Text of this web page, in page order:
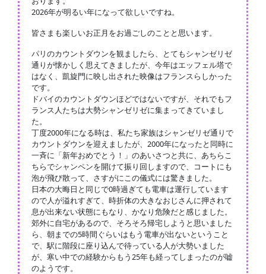
2026年が明るい年になって欲しいですね。
皆さまも楽しいお正月をお過ごしのことと思います。
パリのカウントダウンを観ましたら、とてもシャンゼリゼ
通りが懐かしく思えてきましたが、今年はエッフェル塔で
はなく、凱旋門に映し出された映像はフランスらしかった
です。
ドバイのカウントダウンほどではないですが、それでもフ
ランス人たちは大勢シャンゼリゼに集まってきていまし
た。
丁度2000年になる時は、私たち家族はシャンゼリゼ通りで
カウントダウンを迎えましたが、2000年になったと同時に
一斉に「新年おめでとう！」のあいさつと共に、あちらこ
ちらでシャンペンを開けて振り回しますので、コートにも
泡が飛び散って、さすがにこの儀式には驚きました。
日本の大晦日と同じで0時過ぎても電車は運行しています
ので人が溢れすぎて、時折体の大きなおじさんに押されて
息が出来ない状態にもなり、かなり危険だと感じました。
郊外に自宅があるので、そろそろ帰宅しようと思いました
ら、朝までの5時間ぐらいはもう電車が出ないということ
で、駅に階段に座り込んで待っている人が大勢いました
が、寒い中での経験からもう25年も経ってしまったのが嘘
のようです。